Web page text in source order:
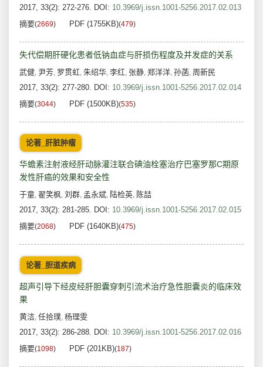
2017, 33(2): 272-276. DOI: 10.3969/j.issn.1001-5256.2017.02.013
摘要(2669) PDF (1755KB)(479)
失代偿期肝硬化患者低钠血症与肝损伤程度及并发症的关系
武健, 尹芳, 罗贯虹, 朱绍华, 李红, 张静, 郑洋洋, 孙菡, 周新民
2017, 33(2): 277-280. DOI: 10.3969/j.issn.1001-5256.2017.02.014
摘要(3044) PDF (1500KB)(535)
论著_肝脏肿瘤
华蟾素注射液经肝动脉灌注联合碘油栓塞治疗巴塞罗那C期原
发性肝癌的效果和安全性
于童, 翟笑枫, 刘群, 孟永斌, 陆检英, 陈喆
2017, 33(2): 281-285. DOI: 10.3969/j.issn.1001-5256.2017.02.015
摘要(2068) PDF (1640KB)(475)
论著_胆道疾病
超声引导下经皮经肝胆囊穿刺引流术治疗急性胆囊炎的临床效
果
黄洁, 任拾璞, 杨理雯
2017, 33(2): 286-288. DOI: 10.3969/j.issn.1001-5256.2017.02.016
摘要(1098) PDF (201KB)(187)